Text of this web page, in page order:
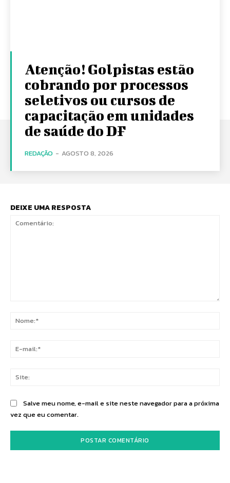
Atenção! Golpistas estão
cobrando por processos
seletivos ou cursos de
capacitação em unidades
de saúde do DF
REDAÇÃO - AGOSTO 8, 2026
DEIXE UMA RESPOSTA
Salve meu nome, e-mail e site neste navegador para a próxima
vez que eu comentar.